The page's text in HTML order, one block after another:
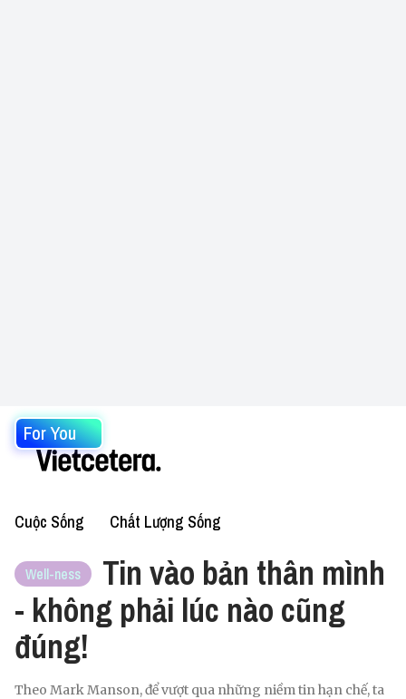
For You
Cuộc Sống Chất Lượng Sống
Well-ness
Tin vào bản thân mình
- không phải lúc nào cũng
đúng!
Theo Mark Manson, để vượt qua những niềm tin hạn chế, ta